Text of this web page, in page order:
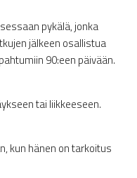
pykälä, jonka
jälkeen osallistua
90:een päivään.
tai liikkeeseen.
kun hänen on tarkoitus